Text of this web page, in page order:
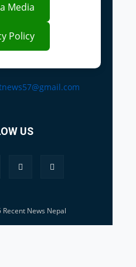
Media
Policy
US
News Nepal